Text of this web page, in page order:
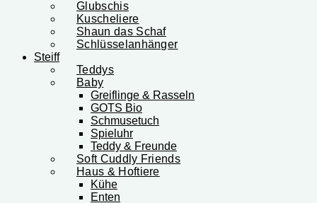
Glubschis
Kuscheliere
Shaun das Schaf
Schlüsselanhänger
Steiff
Teddys
Baby
Greiflinge & Rasseln
GOTS Bio
Schmusetuch
Spieluhr
Teddy & Freunde
Soft Cuddly Friends
Haus & Hoftiere
Kühe
Enten